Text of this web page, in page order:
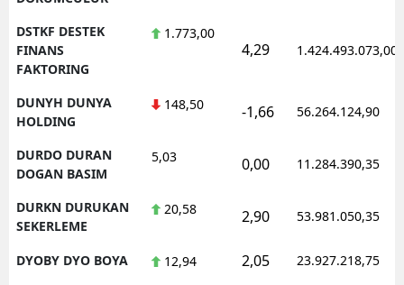
DSTKF DESTEK
FINANS
FAKTORING
1.773,00
4,29 1.424.493.073,00
DUNYH DUNYA
HOLDING
148,50 -1,66 56.264.124,90
DURDO DURAN
DOGAN BASIM
5,03 0,00 11.284.390,35
DURKN DURUKAN
SEKERLEME
20,58 2,90 53.981.050,35
DYOBY DYO BOYA 12,94 2,05 23.927.218,75